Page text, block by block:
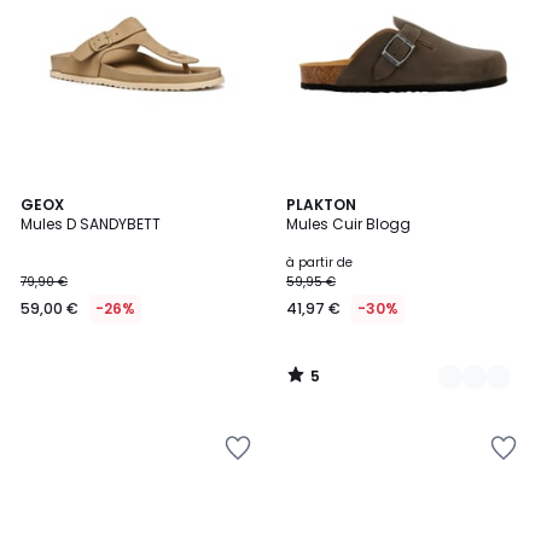
GEOX
Mules D SANDYBETT
79,90 €
59,00 € -26%
PLAKTON
Mules Cuir Blogg
à partir de
59,95 €
41,97 € -30%
5
/
13
Couleurs
5
/